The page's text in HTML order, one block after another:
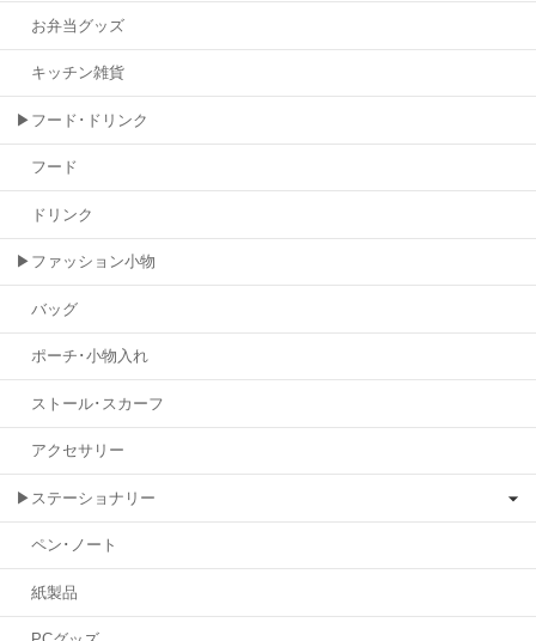
お弁当グッズ
キッチン雑貨
▶フード･ドリンク
フード
ドリンク
▶ファッション小物
バッグ
ポーチ･小物入れ
ストール･スカーフ
アクセサリー
▶ステーショナリー
ペン･ノート
紙製品